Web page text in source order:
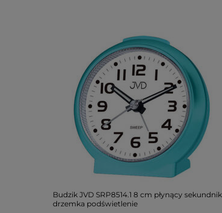
Budzik JVD SRP8514.1 8 cm płynący sekundnik
drzemka podświetlenie